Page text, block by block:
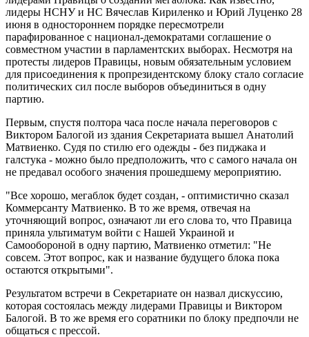
лидеры НСНУ и НС Вячеслав Кириленко и Юрий Луценко 28
июня в одностороннем порядке пересмотрели
парафированное с национал-демократами соглашение о
совместном участии в парламентских выборах. Несмотря на
протесты лидеров Правицы, новым обязательным условием
для присоединения к пропрезидентскому блоку стало согласие
политических сил после выборов объединиться в одну
партию.
Первым, спустя полтора часа после начала переговоров с
Виктором Балогой из здания Секретариата вышел Анатолий
Матвиенко. Судя по стилю его одежды - без пиджака и
галстука - можно было предположить, что с самого начала он
не предавал особого значения прошедшему мероприятию.
"Все хорошо, мегаблок будет создан, - оптимистично сказал
Коммерсанту Матвиенко. В то же время, отвечая на
уточняющий вопрос, означают ли его слова то, что Правица
приняла ультиматум войти с Нашей Украиной и
Самообороной в одну партию, Матвиенко отметил: "Не
совсем. Этот вопрос, как и название будущего блока пока
остаются открытыми".
Результатом встречи в Секретариате он назвал дискуссию,
которая состоялась между лидерами Правицы и Виктором
Балогой. В то же время его соратники по блоку предпочли не
общаться с прессой.